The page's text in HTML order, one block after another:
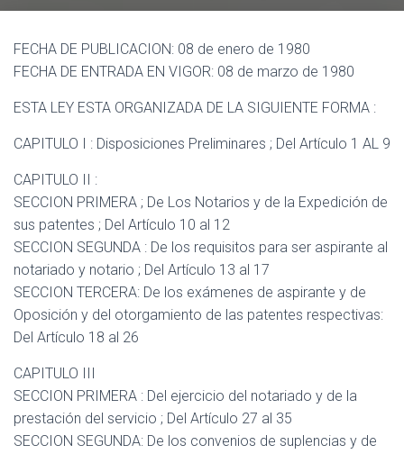
FECHA DE PUBLICACION: 08 de enero de 1980
FECHA DE ENTRADA EN VIGOR: 08 de marzo de 1980
ESTA LEY ESTA ORGANIZADA DE LA SIGUIENTE FORMA :
CAPITULO I : Disposiciones Preliminares ; Del Artículo 1 AL 9
CAPITULO II :
SECCION PRIMERA ; De Los Notarios y de la Expedición de
sus patentes ; Del Artículo 10 al 12
SECCION SEGUNDA : De los requisitos para ser aspirante al
notariado y notario ; Del Artículo 13 al 17
SECCION TERCERA: De los exámenes de aspirante y de
Oposición y del otorgamiento de las patentes respectivas:
Del Artículo 18 al 26
CAPITULO III
SECCION PRIMERA : Del ejercicio del notariado y de la
prestación del servicio ; Del Artículo 27 al 35
SECCION SEGUNDA: De los convenios de suplencias y de